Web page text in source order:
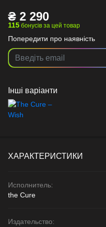
₴ 2 290
115 бонусів за цей товар
Попередити про наявність
Інші варіанти
ХАРАКТЕРИСТИКИ
Исполнитель:
the Cure
Издательство: